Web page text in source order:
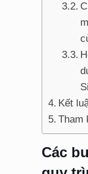
Kết
Tham
Các